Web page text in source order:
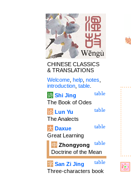
CHINESE CLASSICS
& TRANSLATIONS
Welcome help notes
introduction table
table
诗 Shi Jing
The Book of Odes
table
论 Lun Yu
The Analects
table
大 Daxue
Great Learning
table
中 Zhongyong
Doctrine of the Mean
table
字 San Zi Jing
Three-characters book